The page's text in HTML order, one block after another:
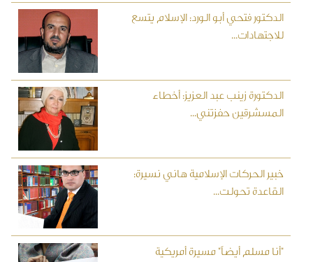
الدكتور فتحي أبو الورد: الإسلام يتسع
للاجتهادات...
الدكتورة زينب عبد العزيز: أخطاء
المسشرقين حفزتني...
خبير الحركات الإسلامية هاني نسيرة:
القاعدة تحولت...
"أنا مسلم أيضاً" مسيرة أمريكية